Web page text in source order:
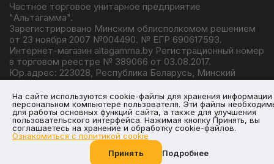
Частное торговое унитарное предприятие
"Альтагамма".
Зарегистрировано Минским облисполкомом решением
от 23 ноября 2007 №004490. № ЕГР 690617593.
Интернет-магазин altagamma.by Регистрационный номер
в торговом реестре № 389066 от 03.08.2017.
Юр.адрес: 223028, Республика Беларусь, Минский
район, г.п. Ждановичи, ул. Линейная, 4/1.
© 2026
Разработка — Giperlink.by
На сайте используются cookie-файлы для хранения информации
персональном компьютере пользователя. Эти файлы
для работы основных функций сайта, а также для улучшения
пользовательского интерфейса. Нажимая кнопку Принять, вы
соглашаетесь на хранение и обработку cookie-файлов.
Ознакомиться с политикой cookie
Принять
Подробнее